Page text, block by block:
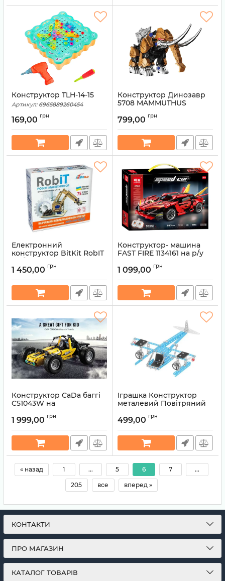
Конструктор TLH-14-15
Артикул: 6965889260454
169,00 грн
Конструктор Динозавр
5708 MAMMUTHUS
799,00 грн
Електронний
конструктор BitKit RobIT
Робот-маніпулятор
Артикул: 4820207390133
1 450,00 грн
Конструктор- машина
FAST FIRE 1134161 на р/у
1 099,00 грн
Конструктор CaDa баггі
C51043W на
Артикул: 6948061924856
1 999,00 грн
Іграшка Конструктор
металевий Повітряний
Артикул: 4823037601042
499,00 грн
« назад 1 ... 5 6 7 ...
205 все вперед »
КОНТАКТИ
ПРО МАГАЗИН
КАТАЛОГ ТОВАРІВ